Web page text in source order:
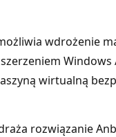
wdrożenie
wirtualną
rozwiązanie